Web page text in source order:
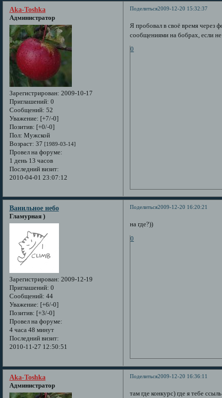
Поделиться2009-12-20 15:32:37
Aka-Toshka
Администратор
Зарегистрирован: 2009-10-17
Приглашений: 0
Сообщений: 52
Уважение: [+7/-0]
Позитив: [+0/-0]
Пол: Мужской
Возраст: 37 [1989-03-14]
Провел на форуме:
1 день 13 часов
Последний визит:
2010-04-01 23:07:12
Я пробовал в своё время через
сообщениями на бобрах, если
0
Поделиться2009-12-20 16:20:21
Ванильное небо
Гламурная )
Зарегистрирован: 2009-12-19
Приглашений: 0
Сообщений: 44
Уважение: [+6/-0]
Позитив: [+3/-0]
Провел на форуме:
4 часа 48 минут
Последний визит:
2010-11-27 12:50:51
на где?))
0
Поделиться2009-12-20 16:36:11
Aka-Toshka
Администратор
там где конкурс) где я тебе